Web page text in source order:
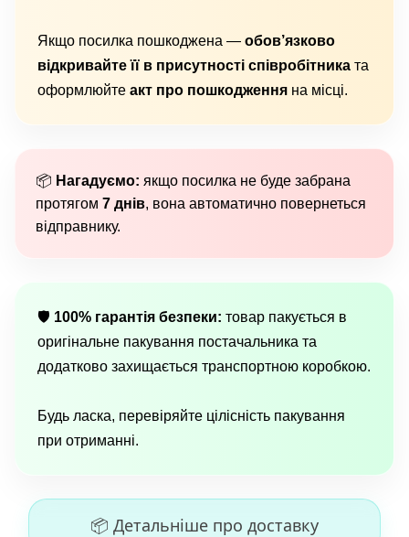
Якщо посилка пошкоджена — обов’язково
відкривайте її в присутності співробітника та
оформлюйте акт про пошкодження на місці.
📦 Нагадуємо: якщо посилка не буде забрана
протягом 7 днів, вона автоматично повернеться
відправнику.
🛡 100% гарантія безпеки: товар пакується в
оригінальне пакування постачальника та
додатково захищається транспортною коробкою.
Будь ласка, перевіряйте цілісність пакування
при отриманні.
📦 Детальніше про доставку